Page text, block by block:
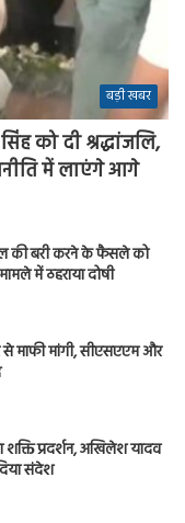
बड़ी खबर
को दी श्रद्धांजलि,
में लाएंगे आगे
की बरी करने के फैसले को
में ठहराया दोषी
से माफी मांगी, सीएसएएम और
शक्ति प्रदर्शन, अखिलेश यादव
संदेश